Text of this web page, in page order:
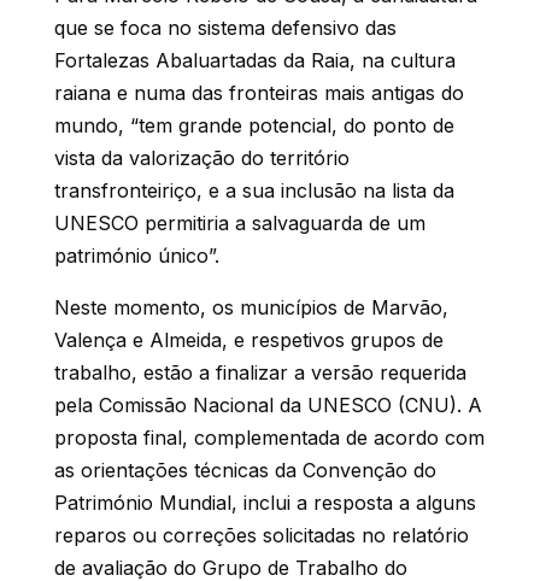
que se foca no sistema defensivo das
Fortalezas Abaluartadas da Raia, na cultura
raiana e numa das fronteiras mais antigas do
mundo, “tem grande potencial, do ponto de
vista da valorização do território
transfronteiriço, e a sua inclusão na lista da
UNESCO permitiria a salvaguarda de um
património único”.
Neste momento, os municípios de Marvão,
Valença e Almeida, e respetivos grupos de
trabalho, estão a finalizar a versão requerida
pela Comissão Nacional da UNESCO (CNU). A
proposta final, complementada de acordo com
as orientações técnicas da Convenção do
Património Mundial, inclui a resposta a alguns
reparos ou correções solicitadas no relatório
de avaliação do Grupo de Trabalho do